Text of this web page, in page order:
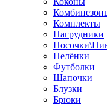
Комплекты
Нагрудники
Пелёнки
Футболки
Шапочки
Блузки
Брюки